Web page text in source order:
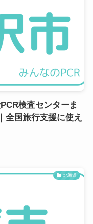
検査センターま
全国旅行支援に使え
北海道